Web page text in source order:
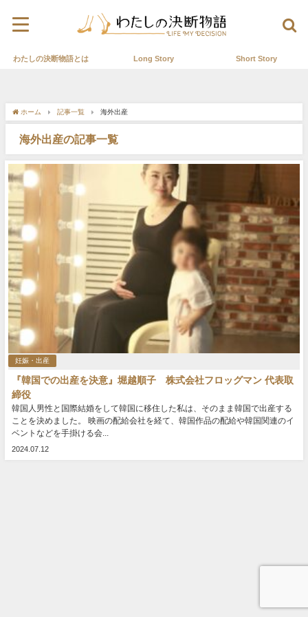
わたしの決断物語とは Long Story Short Story
ホーム 記事一覧 海外出産
海外出産の記事一覧
妊娠・出産
『韓国での出産を決意』堀越順子 株式会社フロッグマン 代表取
締役
韓国人男性と国際結婚をして韓国に移住した私は、そのまま韓国で出産する
ことを決めました。 映画の配給会社を経て、韓国作品の配給や韓国関連のイ
ベントなどを手掛ける会...
2024.07.12